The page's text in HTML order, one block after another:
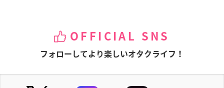
OFFICIAL SNS
フォローしてより楽しいオタクライフ！